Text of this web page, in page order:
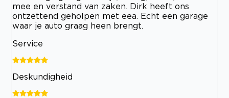
mee en verstand van zaken. Dirk heeft ons
ontzettend geholpen met eea. Echt een garage
waar je auto graag heen brengt.
Service
Deskundigheid